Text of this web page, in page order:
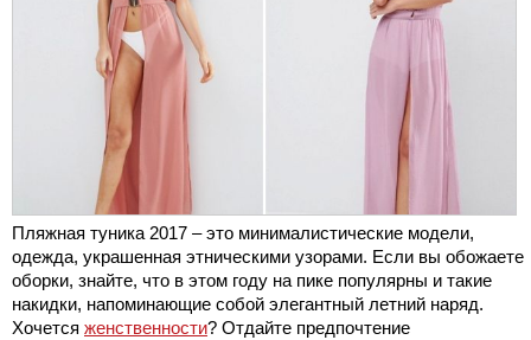
Пляжная туника 2017 – это минималистические модели,
одежда, украшенная этническими узорами. Если вы обожаете
оборки, знайте, что в этом году на пике популярны и такие
накидки, напоминающие собой элегантный летний наряд.
Хочется женственности? Отдайте предпочтение